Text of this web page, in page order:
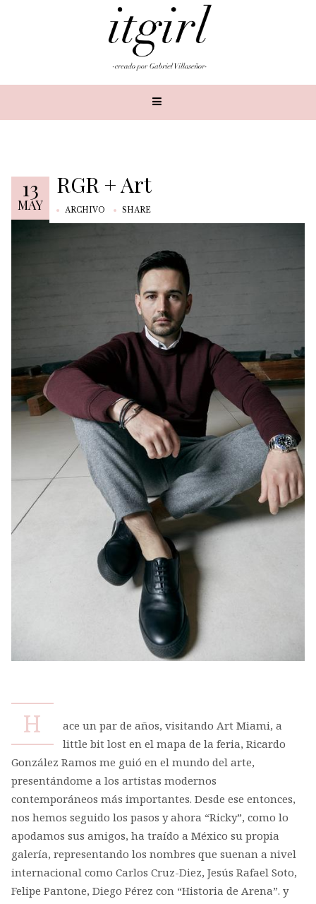
13
MAY
RGR + Art
ARCHIVO SHARE
H
ace un par de años, visitando Art Miami, a
little bit lost en el mapa de la feria, Ricardo
González Ramos me guió en el mundo del arte,
presentándome a los artistas modernos
contemporáneos más importantes. Desde ese entonces,
nos hemos seguido los pasos y ahora “Ricky”, como lo
apodamos sus amigos, ha traído a México su propia
galería, representando los nombres que suenan a nivel
internacional como Carlos Cruz-Diez, Jesús Rafael Soto,
Felipe Pantone, Diego Pérez con “Historia de Arena”. y